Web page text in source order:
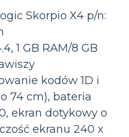
Skorpio X4 p/n:
1 GB RAM/8 GB
kodów 1D i
74 cm), bateria
ekran dotykowy o
ekranu 240 x